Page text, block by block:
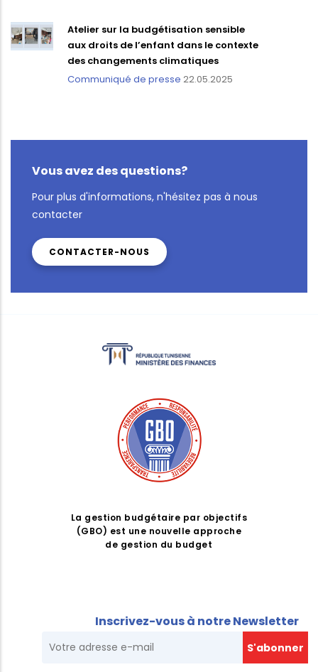
Atelier sur la budgétisation sensible
aux droits de l’enfant dans le contexte
des changements climatiques
Communiqué de presse 22.05.2025
Vous avez des questions?
Pour plus d'informations, n'hésitez pas à nous
contacter
CONTACTER-NOUS
La gestion budgétaire par objectifs
(GBO) est une nouvelle approche
de gestion du budget
Inscrivez-vous à notre Newsletter